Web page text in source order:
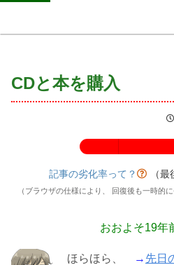
CDと本を購入
記事の劣化率って？ （
（ブラウザの仕様により、 回復後も一時的
おおよそ19年
ほらほら、 → 先日